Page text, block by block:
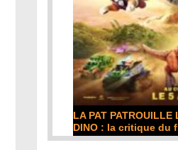
DE LA COMÉDIE-
film